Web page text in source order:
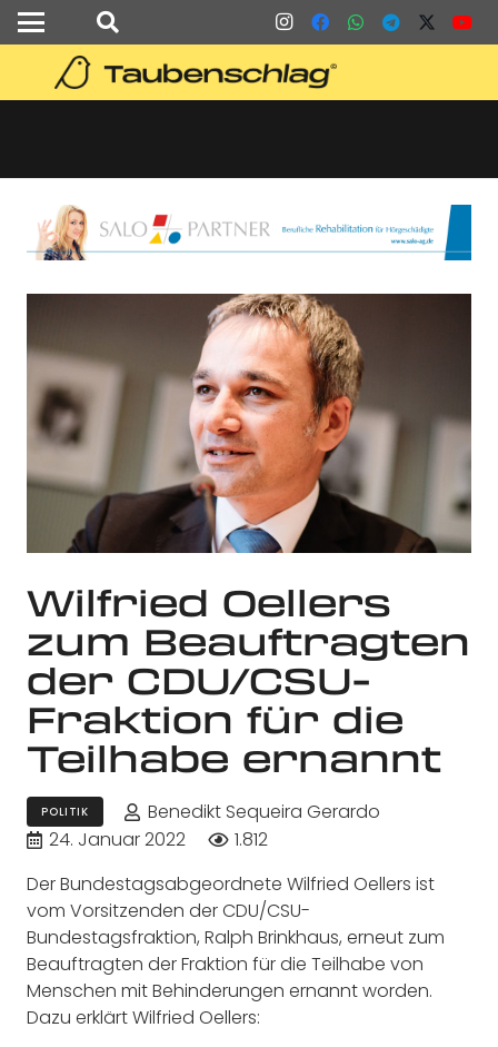
Wilfried Oellers
zum Beauftragten
der CDU/CSU-
Fraktion für die
Teilhabe ernannt
POLITIK
Benedikt Sequeira Gerardo
24. Januar 2022
1.812
Der Bundestagsabgeordnete Wilfried Oellers ist
vom Vorsitzenden der CDU/CSU-
Bundestagsfraktion, Ralph Brinkhaus, erneut zum
Beauftragten der Fraktion für die Teilhabe von
Menschen mit Behinderungen ernannt worden.
Dazu erklärt Wilfried Oellers: